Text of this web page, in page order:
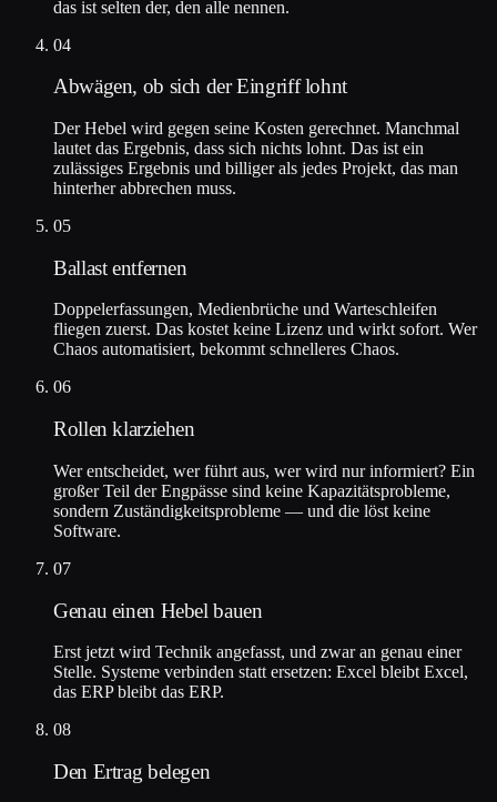
das ist selten der, den alle nennen.
04
Abwägen, ob sich der Eingriff lohnt
Der Hebel wird gegen seine Kosten gerechnet. Manchmal
lautet das Ergebnis, dass sich nichts lohnt. Das ist ein
zulässiges Ergebnis und billiger als jedes Projekt, das man
hinterher abbrechen muss.
05
Ballast entfernen
Doppelerfassungen, Medienbrüche und Warteschleifen
fliegen zuerst. Das kostet keine Lizenz und wirkt sofort. Wer
Chaos automatisiert, bekommt schnelleres Chaos.
06
Rollen klarziehen
Wer entscheidet, wer führt aus, wer wird nur informiert? Ein
großer Teil der Engpässe sind keine Kapazitätsprobleme,
sondern Zuständigkeitsprobleme — und die löst keine
Software.
07
Genau einen Hebel bauen
Erst jetzt wird Technik angefasst, und zwar an genau einer
Stelle. Systeme verbinden statt ersetzen: Excel bleibt Excel,
das ERP bleibt das ERP.
08
Den Ertrag belegen